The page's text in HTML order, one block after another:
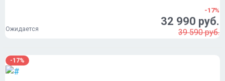
Ожидается
-17%
32 990 руб.
39 590 руб.
-17%